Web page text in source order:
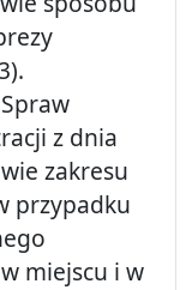
z dnia
zakresu
przypadku
miejscu i w